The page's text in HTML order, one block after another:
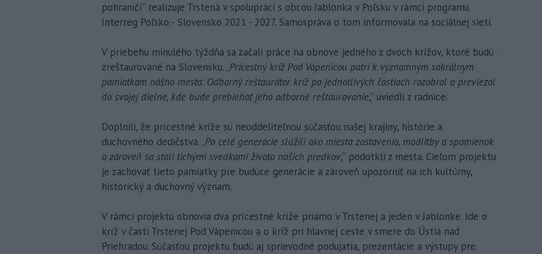
pohraničí“ realizuje Trstená v spolupráci s obcou Jablonka v Poľsku v rámci programu
Interreg Poľsko - Slovensko 2021 - 2027. Samospráva o tom informovala na sociálnej sieti.
V priebehu minulého týždňa sa začali práce na obnove jedného z dvoch krížov, ktoré budú
zreštaurované na Slovensku. „Prícestný kríž Pod Vápenicou patrí k významným sakrálnym
pamiatkam nášho mesta. Odborný reštaurátor kríž po jednotlivých častiach rozobral a previezol
do svojej dielne, kde bude prebiehať jeho odborné reštaurovanie,“ uviedli z radnice.
Doplnili, že prícestné kríže sú neoddeliteľnou súčasťou našej krajiny, histórie a
duchovného dedičstva. „Po celé generácie slúžili ako miesta zastavenia, modlitby a spomienok
a zároveň sa stali tichými svedkami života našich predkov,“ podotkli z mesta. Cieľom projektu
je zachovať tieto pamiatky pre budúce generácie a zároveň upozorniť na ich kultúrny,
historický a duchovný význam.
V rámci projektu obnovia dva prícestné kríže priamo v Trstenej a jeden v Jablonke. Ide o
kríž v časti Trstenej Pod Vápenicou a o kríž pri hlavnej ceste v smere do Ústia nad
Priehradou. Súčasťou projektu budú aj sprievodné podujatia, prezentácie a výstupy pre